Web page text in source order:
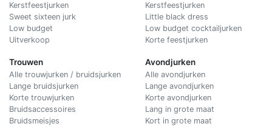
Kerstfeestjurken
Sweet sixteen jurk
Low budget
Uitverkoop
Trouwen
Alle trouwjurken / bruidsjurken
Lange bruidsjurken
Korte trouwjurken
Bruidsaccessoires
Bruidsmeisjes
Kerstfeestjurken
Little black dress
Low budget cocktailjurken
Korte feestjurken
Avondjurken
Alle avondjurken
Lange avondjurken
Korte avondjurken
Lang in grote maat
Kort in grote maat